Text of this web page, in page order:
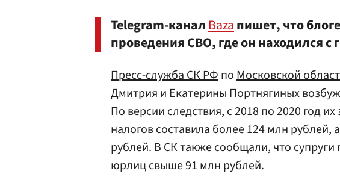
Telegram-канал Bazaпишет, что
проведения СВО, где он находился с
Пресс-служба СК РФпоМосковской
Дмитрия и Екатерины Портнягиных
По версии следствия, с 2018 по 2020 год
налогов составила более 124 млн
рублей. В СК также сообщали, что супруги
юрлиц свыше 91 млн рублей.